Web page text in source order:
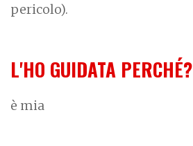
pericolo).
L'HO GUIDATA PERCHÉ?
è mia